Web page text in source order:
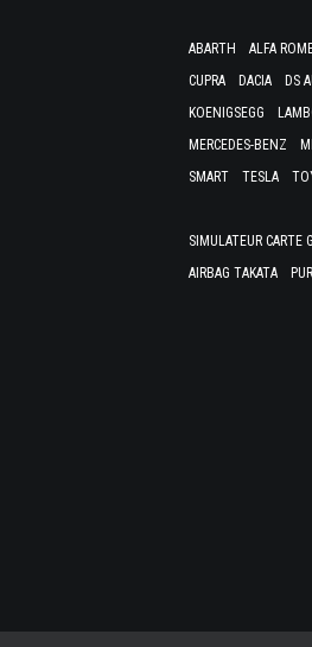
ABARTH ALFA
CUPRA
DACIA DS
KOENIGSEGG
MERCEDES-BENZ
SMART
TESLA
SIMULATEUR CARTE
AIRBAG TAKATA